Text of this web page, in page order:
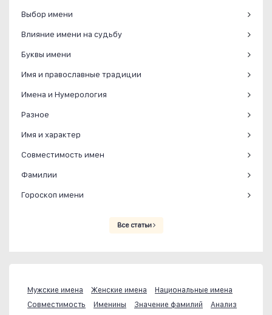
Выбор имени
Влияние имени на судьбу
Буквы имени
Имя и православные традиции
Имена и Нумерология
Разное
Имя и характер
Совместимость имен
Фамилии
Гороскоп имени
Все статьи
Мужские имена Женские имена
Национальные имена
Совместимость
Именины Значение фамилий
Анализ